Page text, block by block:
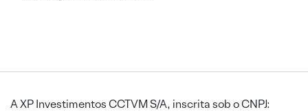
A XP Investimentos CCTVM S/A, inscrita sob o CNPJ: